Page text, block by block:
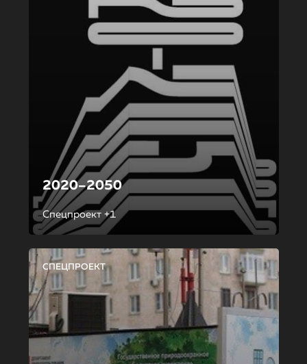
2020–2050
Спецпроект +1
СПЕЦПРОЕКТ